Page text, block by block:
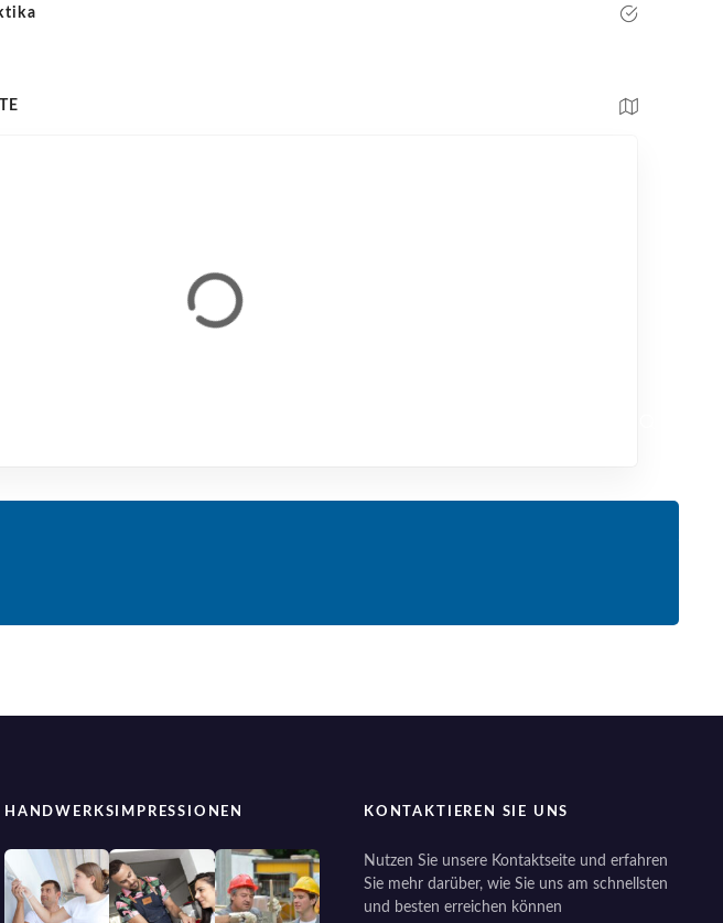
HANDWERKSIMPRESSIONEN KONTAKTIEREN SIE UNS
Nutzen Sie unsere Kontaktseite und erfahren
Sie mehr darüber, wie Sie uns am schnellsten
und besten erreichen können